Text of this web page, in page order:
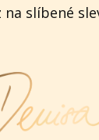
slíbené